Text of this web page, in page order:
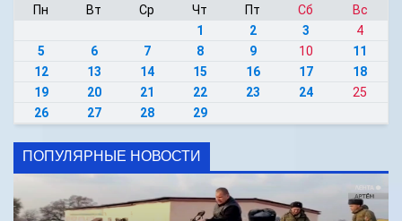
Пн Вт Ср Чт Пт Сб
Вс
1
2 3
4
5
6 7 8 9 10
11
12
13 14 15 16 17
18
19
20 21 22 23 24
25
26
27 28 29
ПОПУЛЯРНЫЕ НОВОСТИ